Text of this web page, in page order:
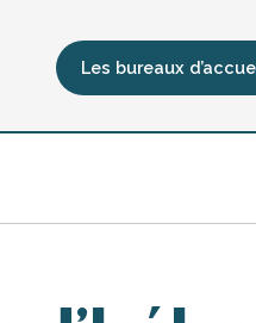
Les bureaux